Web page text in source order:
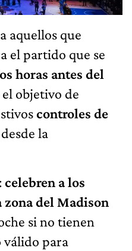
aquellos que
el partido que se
horas antes del
objetivo de
controles de
la
celebren a los
del Madison
si no tienen
para